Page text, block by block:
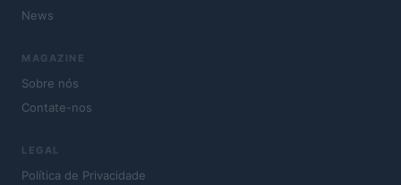
News
MAGAZINE
Sobre nós
Contate-nos
LEGAL
Política de Privacidade